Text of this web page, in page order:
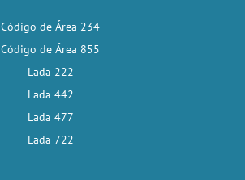
Código de Área 234
Código de Área 855
Lada 222
Lada 442
Lada 477
Lada 722